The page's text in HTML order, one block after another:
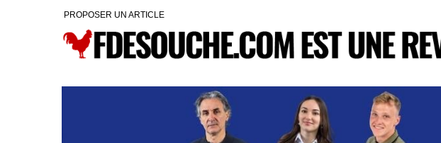
PROPOSER UN ARTICLE